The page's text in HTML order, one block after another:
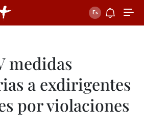
medidas
a exdirigentes
por violaciones